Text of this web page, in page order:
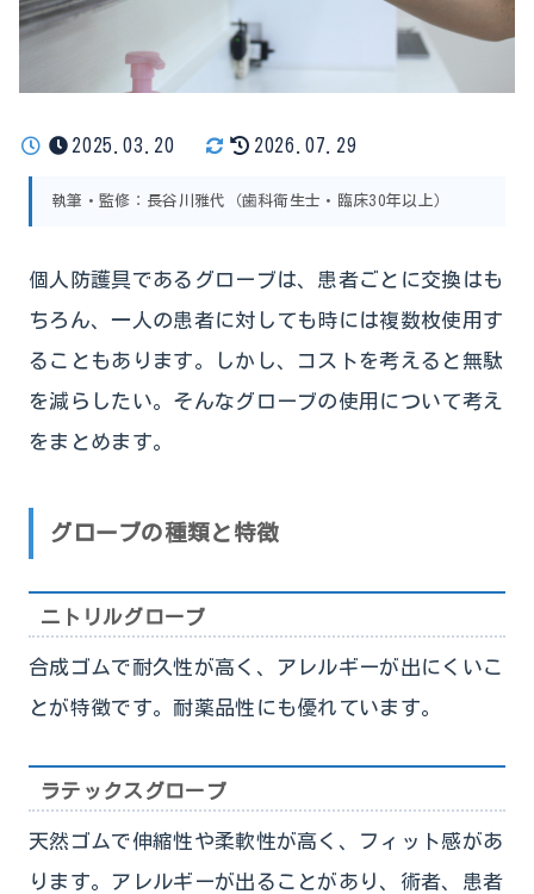
2025.03.20 2026.07.29
執筆・監修：長谷川雅代（歯科衛生士・臨床30年以上）
個人防護具であるグローブは、患者ごとに交換はも
ちろん、一人の患者に対しても時には複数枚使用す
ることもあります。しかし、コストを考えると無駄
を減らしたい。そんなグローブの使用について考え
をまとめます。
グローブの種類と特徴
ニトリルグローブ
合成ゴムで耐久性が高く、アレルギーが出にくいこ
とが特徴です。耐薬品性にも優れています。
ラテックスグローブ
天然ゴムで伸縮性や柔軟性が高く、フィット感があ
ります。アレルギーが出ることがあり、術者、患者